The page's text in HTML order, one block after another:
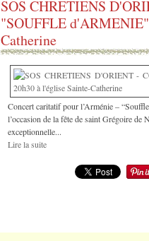
SOS CHRETIENS
"SOUFFLE
Catherine
Concert caritatif pour l’Arménie –
l’occasion de la fête de saint Grégoire de
exceptionnelle...
Lire la suite